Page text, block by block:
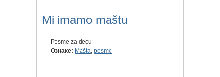
Mi imamo maštu
Pesme za decu
Ознаке: Mašta, pesme